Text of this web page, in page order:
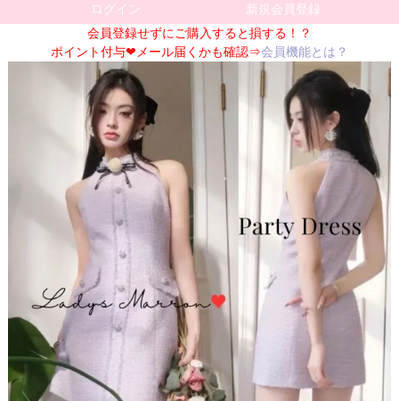
ログイン
新規会員登録
会員登録せずにご購入すると損する！？
ポイント付与❤メール届くかも確認⇒会員機能とは？